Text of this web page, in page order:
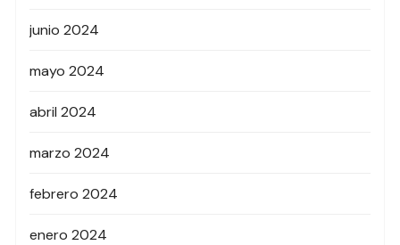
junio 2024
mayo 2024
abril 2024
marzo 2024
febrero 2024
enero 2024